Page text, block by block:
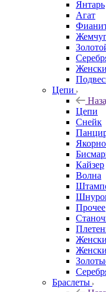
Янтарь
Агат
Цепи
Цепи
Снейк
Кайзер
Волна
Прочее
Браслеты